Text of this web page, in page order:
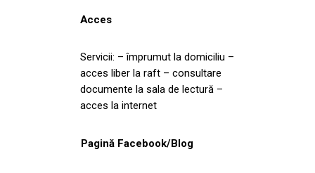
Acces
Servicii: – împrumut la domiciliu –
acces liber la raft – consultare
documente la sala de lectură –
acces la internet
Pagină Facebook/Blog